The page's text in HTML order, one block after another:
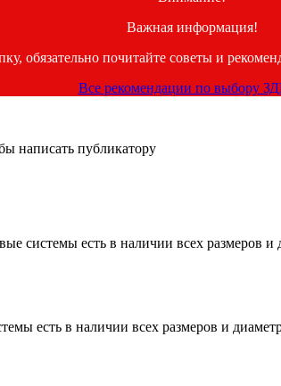
Важная информация!
обязательно почитайте советы и
Все рекомендации по выбору
написать публикатору
системы есть в наличии всех размеров
есть в наличии всех размеров и